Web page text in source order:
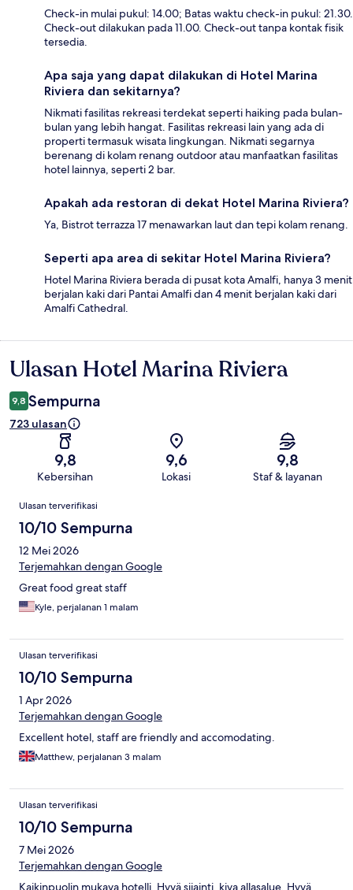
Check-in mulai pukul: 14.00; Batas waktu check-in pukul: 21.30.
Check-out dilakukan pada 11.00. Check-out tanpa kontak fisik
tersedia.
Apa saja yang dapat dilakukan di Hotel Marina
Riviera dan sekitarnya?
Nikmati fasilitas rekreasi terdekat seperti haiking pada bulan-
bulan yang lebih hangat. Fasilitas rekreasi lain yang ada di
properti termasuk wisata lingkungan. Nikmati segarnya
berenang di kolam renang outdoor atau manfaatkan fasilitas
hotel lainnya, seperti 2 bar.
Apakah ada restoran di dekat Hotel Marina Riviera?
Ya, Bistrot terrazza 17 menawarkan laut dan tepi kolam renang.
Seperti apa area di sekitar Hotel Marina Riviera?
Hotel Marina Riviera berada di pusat kota Amalfi, hanya 3 menit
berjalan kaki dari Pantai Amalfi dan 4 menit berjalan kaki dari
Amalfi Cathedral.
Ulasan
Ulasan Hotel Marina Riviera
9,8 Sempurna
723 ulasan
9,8
Kebersihan
9,6
Lokasi
9,8
Staf & layanan
Ulasan
Ulasan terverifikasi
10/10 Sempurna
12 Mei 2026
Terjemahkan dengan Google
Great food great staff
Kyle, perjalanan 1 malam
Ulasan terverifikasi
10/10 Sempurna
1 Apr 2026
Terjemahkan dengan Google
Excellent hotel, staff are friendly and accomodating.
Matthew, perjalanan 3 malam
Ulasan terverifikasi
10/10 Sempurna
7 Mei 2026
Terjemahkan dengan Google
Kaikinpuolin mukava hotelli. Hyvä sijainti, kiva allasalue. Hyvä